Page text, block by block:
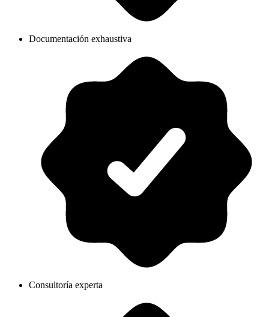
Documentación exhaustiva
Consultoría experta